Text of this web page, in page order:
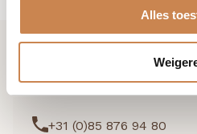
Alles
Ik wil graag
+31 (0)85 876 94 80